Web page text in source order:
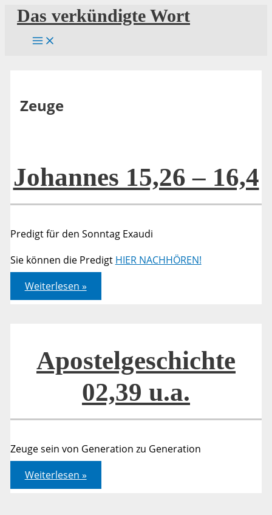
Zum
Inhalt
springen
Das verkündigte Wort
Zeuge
Johannes 15,26 – 16,4
Predigt für den Sonntag Exaudi
Sie können die Predigt HIER NACHHÖREN!
Johannes
15,26
–
Weiterlesen »
Apostelgeschichte
02,39 u.a.
Zeuge sein von Generation zu Generation
Apostelgeschichte
02,39
u.a.
Weiterlesen »